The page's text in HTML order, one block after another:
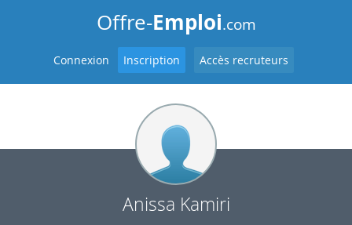
Offre-Emploi.com
Connexion Inscription Accès recruteurs
Anissa Kamiri